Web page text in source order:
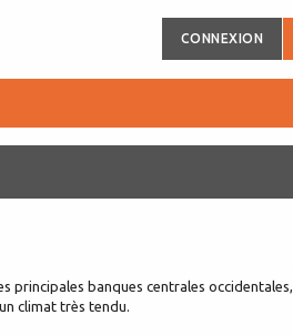
CONNEXION
principales banques centrales
climat très tendu.